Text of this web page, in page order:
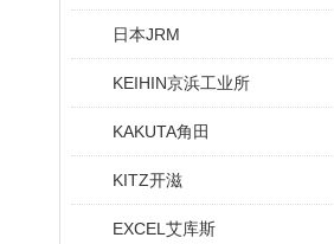
日本JRM
KEIHIN京浜工业所
KAKUTA角田
KITZ开滋
EXCEL艾库斯